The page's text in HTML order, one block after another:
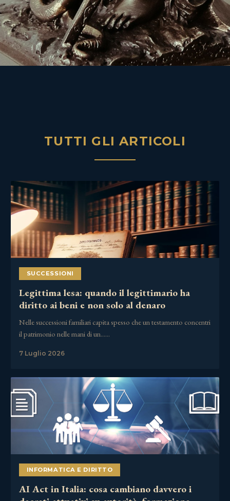
TUTTI GLI ARTICOLI
SUCCESSIONI
Legittima lesa: quando il legittimario ha
diritto ai beni e non solo al denaro
Nelle successioni familiari capita spesso che un testamento concentri
il patrimonio nelle mani di un……
7 Luglio 2026
INFORMATICA E DIRITTO
AI Act in Italia: cosa cambiano davvero i